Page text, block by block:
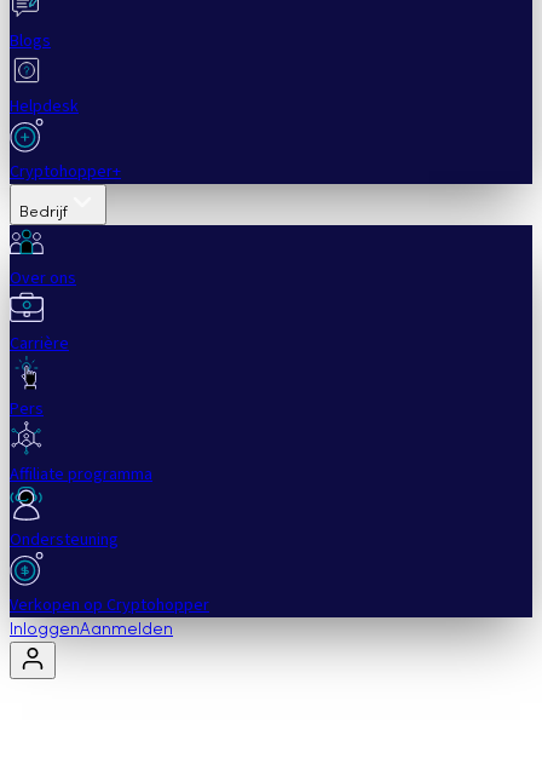
Blogs
Helpdesk
Cryptohopper+
Bedrijf
Over ons
Carrière
Pers
Affiliate programma
Ondersteuning
Verkopen op Cryptohopper
InloggenAanmelden